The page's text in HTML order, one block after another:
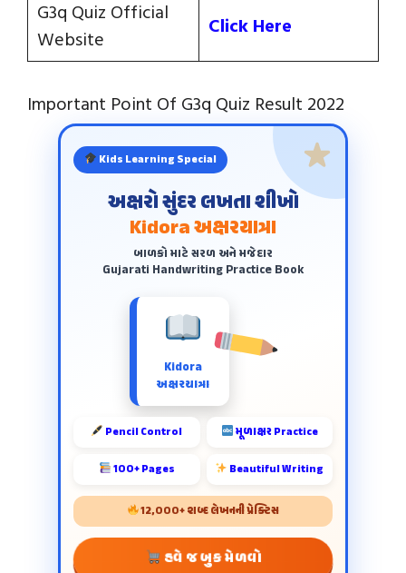
G3q Quiz Official
Website
Click Here
Important Point Of G3q Quiz Result 2022
Kids Learning Special
અક્ષરો સુંદર લખતા શીખો
Kidora અક્ષરયાત્રા
બાળકો માટે સરળ અને મજેદાર
Gujarati Handwriting Practice Book
Kidora
અક્ષરયાત્રા
Pencil Control મૂળાક્ષર Practice
100+ Pages Beautiful Writing
12,000+ શબ્દ લેખનની પ્રેક્ટિસ
હવે જ બુક મેળવો